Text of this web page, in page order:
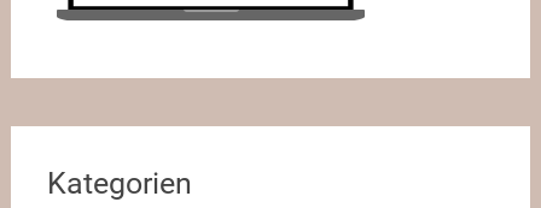
Kategorien